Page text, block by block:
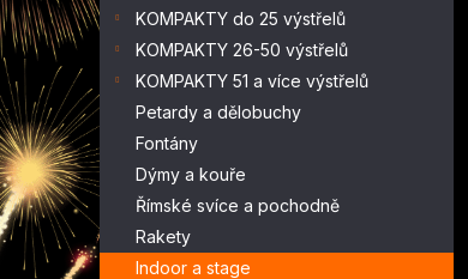
a
n
í
p
a
n
e
l
KOMPAKTY do 25 výstřelů
KOMPAKTY 26-50 výstřelů
KOMPAKTY 51 a více výstřelů
Petardy a dělobuchy
Fontány
Dýmy a kouře
Římské svíce a pochodně
Rakety
Indoor a stage